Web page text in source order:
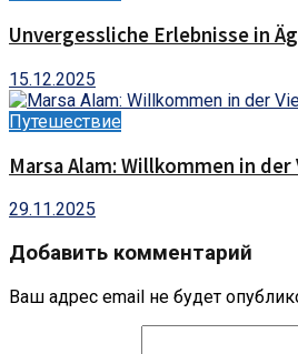
Unvergessliche Erlebnisse in
15.12.2025
Путешествие
Marsa Alam: Willkommen in
29.11.2025
Добавить комментарий
Ваш адрес email не будет